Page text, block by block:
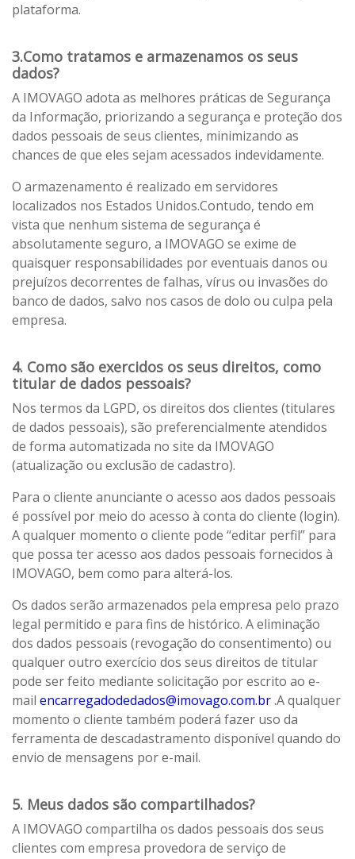
plataforma.
3.Como tratamos e armazenamos os seus
dados?
A IMOVAGO adota as melhores práticas de Segurança
da Informação, priorizando a segurança e proteção dos
dados pessoais de seus clientes, minimizando as
chances de que eles sejam acessados indevidamente.
O armazenamento é realizado em servidores
localizados nos Estados Unidos.Contudo, tendo em
vista que nenhum sistema de segurança é
absolutamente seguro, a IMOVAGO se exime de
quaisquer responsabilidades por eventuais danos ou
prejuízos decorrentes de falhas, vírus ou invasões do
banco de dados, salvo nos casos de dolo ou culpa pela
empresa.
4. Como são exercidos os seus direitos, como
titular de dados pessoais?
Nos termos da LGPD, os direitos dos clientes (titulares
de dados pessoais), são preferencialmente atendidos
de forma automatizada no site da IMOVAGO
(atualização ou exclusão de cadastro).
Para o cliente anunciante o acesso aos dados pessoais
é possível por meio do acesso à conta do cliente (login).
A qualquer momento o cliente pode “editar perfil” para
que possa ter acesso aos dados pessoais fornecidos à
IMOVAGO, bem como para alterá-los.
Os dados serão armazenados pela empresa pelo prazo
legal permitido e para fins de histórico. A eliminação
dos dados pessoais (revogação do consentimento) ou
qualquer outro exercício dos seus direitos de titular
pode ser feito mediante solicitação por escrito ao e-
mail encarregadodedados@imovago.com.br.A qualquer
momento o cliente também poderá fazer uso da
ferramenta de descadastramento disponível quando do
envio de mensagens por e-mail.
5. Meus dados são compartilhados?
A IMOVAGO compartilha os dados pessoais dos seus
clientes com empresa provedora de serviço de